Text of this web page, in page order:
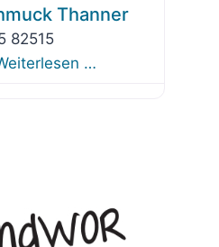
Thanner
82515
…